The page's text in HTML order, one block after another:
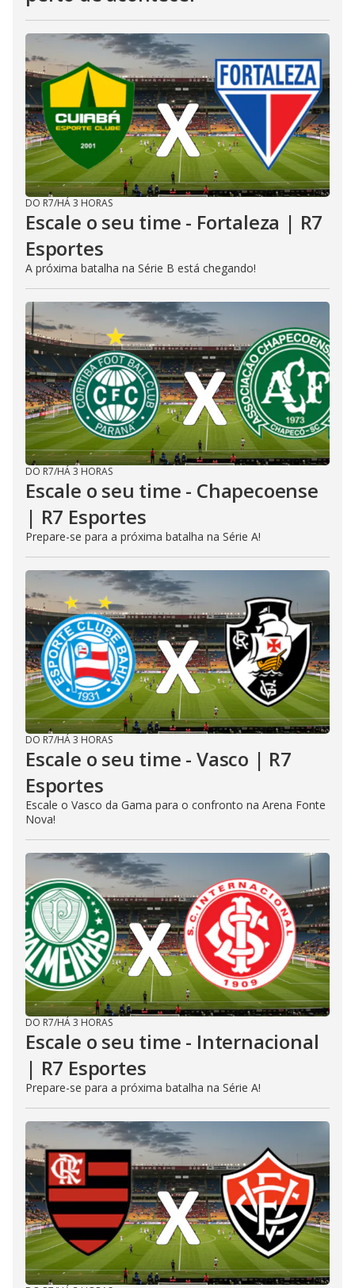
DO R7/HÁ 3 HORAS
Escale o seu time - Fortaleza | R7
Esportes
A próxima batalha na Série B está chegando!
DO R7/HÁ 3 HORAS
Escale o seu time - Chapecoense
| R7 Esportes
Prepare-se para a próxima batalha na Série A!
DO R7/HÁ 3 HORAS
Escale o seu time - Vasco | R7
Esportes
Escale o Vasco da Gama para o confronto na Arena Fonte
Nova!
DO R7/HÁ 3 HORAS
Escale o seu time - Internacional
| R7 Esportes
Prepare-se para a próxima batalha na Série A!